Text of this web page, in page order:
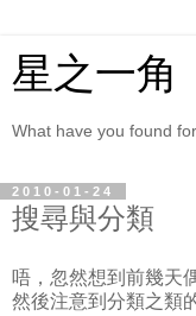
星之一角
What have you found
2010-01-24
搜尋與分類
唔，忽然想到前幾天
然後注意到分類之類